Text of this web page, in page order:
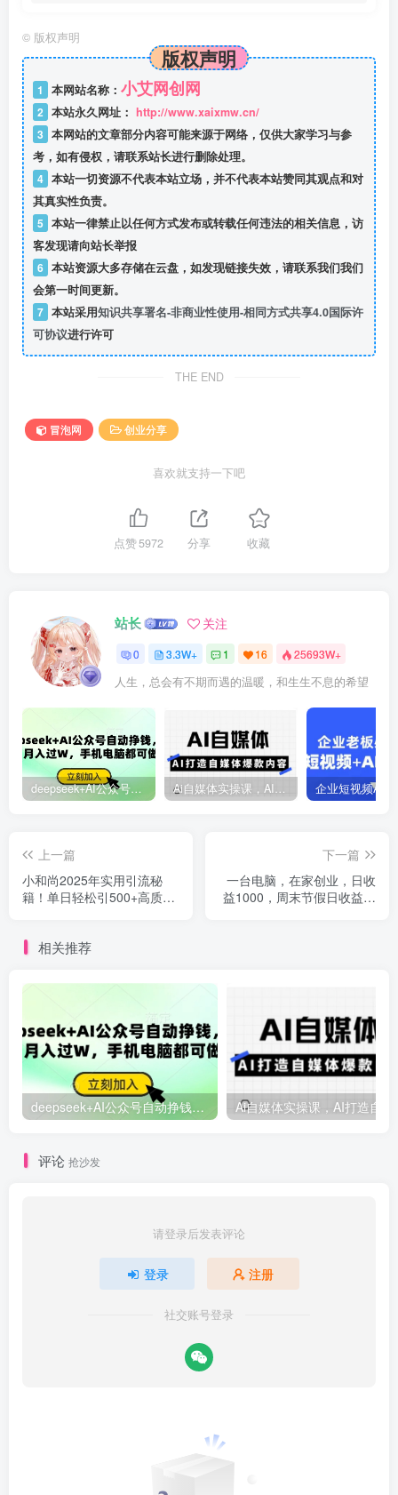
© 版权声明
版权声明
1 本网站名称： 小艾网创网
2 本站永久网址： http://www.xaixmw.cn/
3 本网站的文章部分内容可能来源于网络，仅供大家学习与参
考，如有侵权，请联系站长进行删除处理。
4 本站一切资源不代表本站立场，并不代表本站赞同其观点和对
其真实性负责。
5 本站一律禁止以任何方式发布或转载任何违法的相关信息，访
客发现请向站长举报
6 本站资源大多存储在云盘，如发现链接失效，请联系我们我们
会第一时间更新。
7 本站采用知识共享署名-非商业性使用-相同方式共享4.0国际许
可协议进行许可
THE END
冒泡网 创业分享
喜欢就支持一下吧
点赞5972 分享 收藏
站长 关注
0 3.3W+ 1 16 25693W+
人生，总会有不期而遇的温暖，和生生不息的希望
deepseek+AI公众号自动挣钱，轻松月入过W，手机电脑都可做 Ai自媒体实操课，AI打造自媒体爆款内容
上一篇
小和尚2025年实用引流秘
籍！单日轻松引500+高质量
下一篇
一台电脑，在家创业，日收
益1000，周末节假日收益还
相关推荐
deepseek+AI公众号自动挣钱，轻松月入过W，手机电脑都可做
评论 抢沙发
请登录后发表评论
登录 注册
社交账号登录